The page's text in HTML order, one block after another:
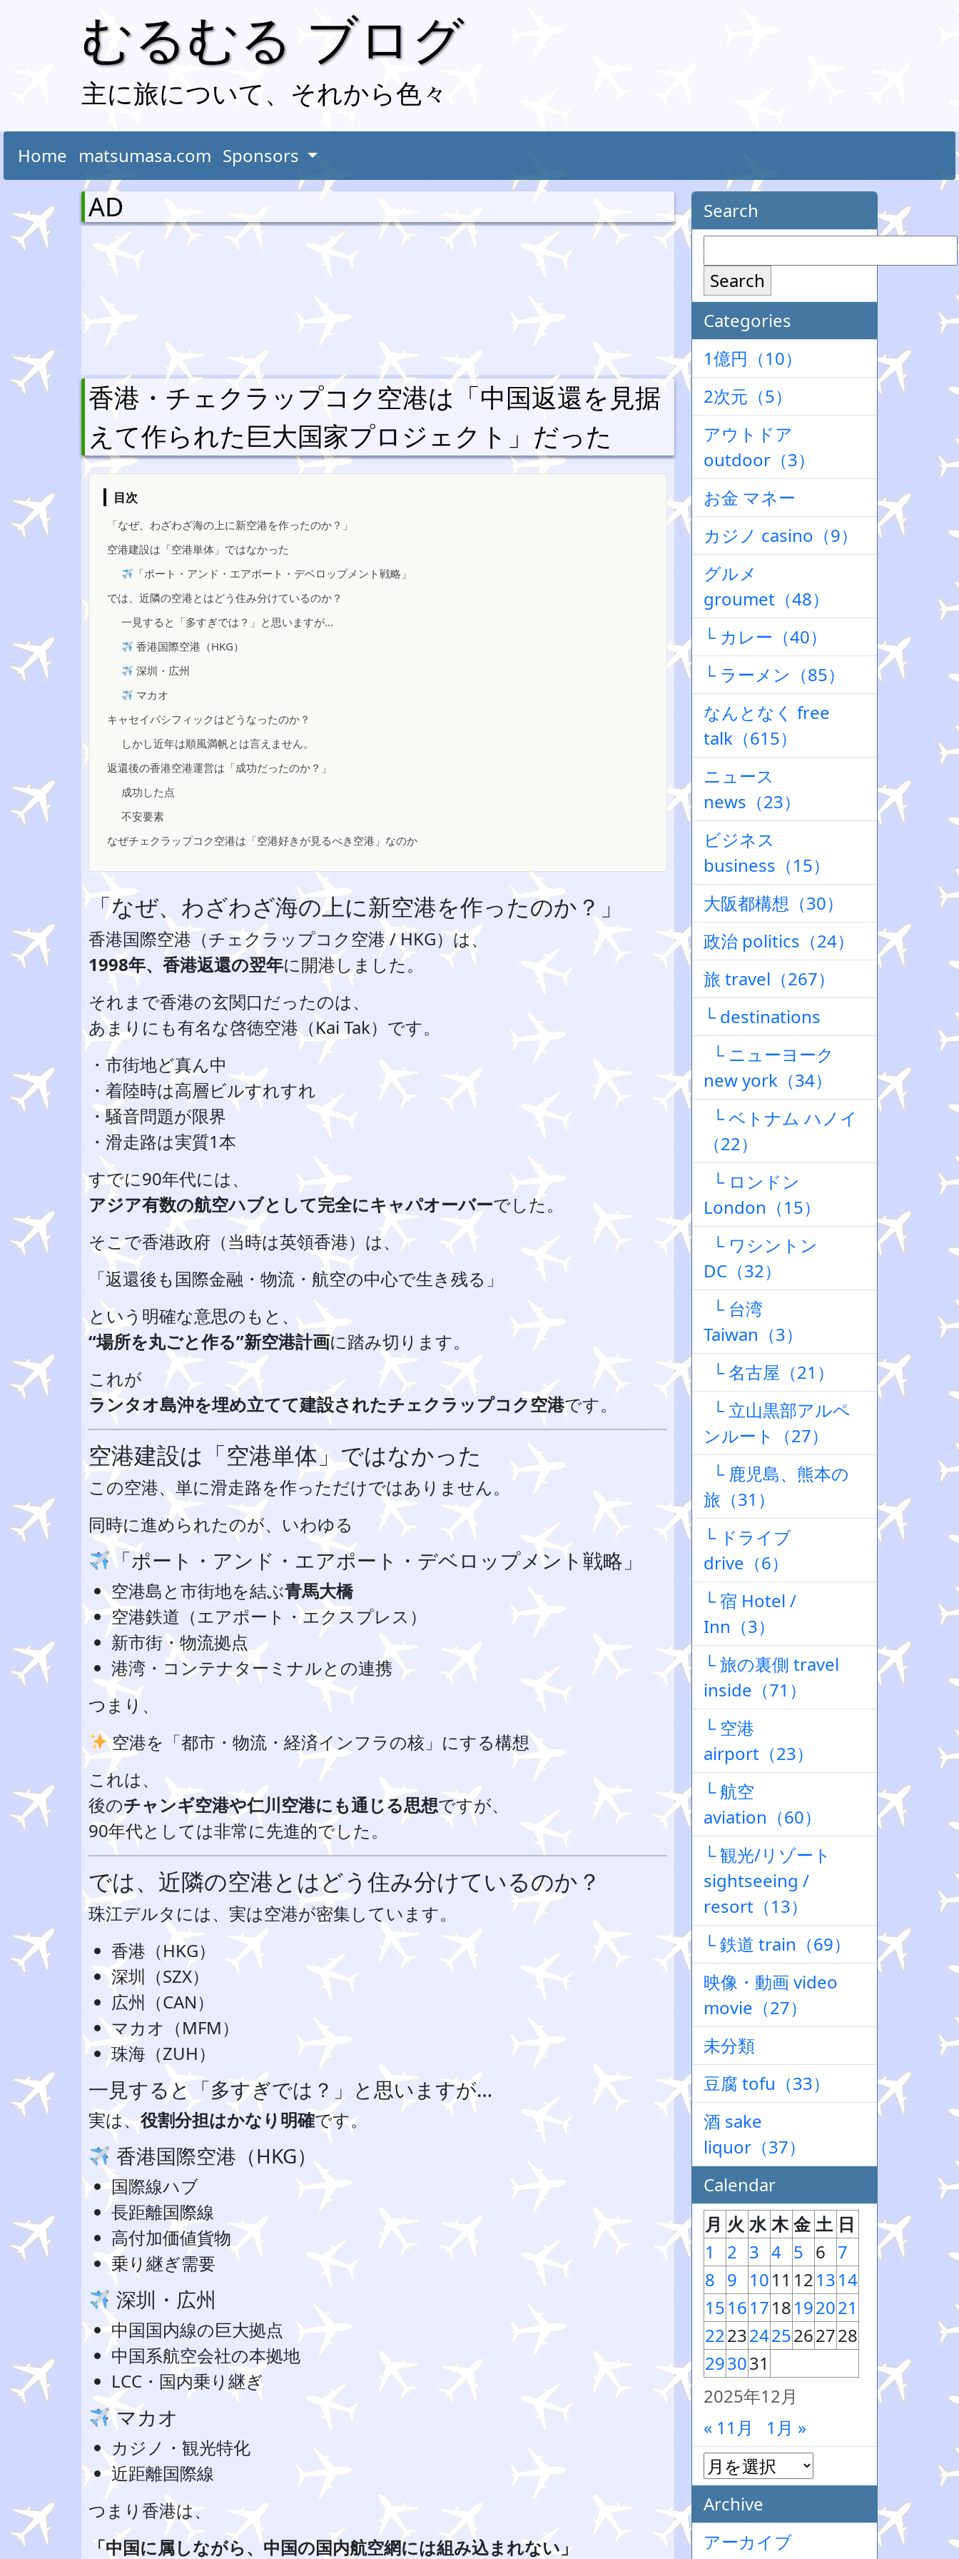
むるむる ブログ
主に旅について、それから色々
Home matsumasa.com Sponsors
AD
香港・チェクラップコク空港は「中国返還を見据
えて作られた巨大国家プロジェクト」だった
目次
「なぜ、わざわざ海の上に新空港を作ったのか？」
空港建設は「空港単体」ではなかった
「ポート・アンド・エアポート・デベロップメント戦略」
では、近隣の空港とはどう住み分けているのか？
一見すると「多すぎでは？」と思いますが…
香港国際空港（HKG）
深圳・広州
マカオ
キャセイパシフィックはどうなったのか？
しかし近年は順風満帆とは言えません。
返還後の香港空港運営は「成功だったのか？」
成功した点
不安要素
なぜチェクラップコク空港は「空港好きが見るべき空港」なのか
「なぜ、わざわざ海の上に新空港を作ったのか？」
香港国際空港（チェクラップコク空港 / HKG）は、
1998年、香港返還の翌年に開港しました。
それまで香港の玄関口だったのは、
あまりにも有名な啓徳空港（Kai Tak）です。
・市街地ど真ん中
・着陸時は高層ビルすれすれ
・騒音問題が限界
・滑走路は実質1本
すでに90年代には、
アジア有数の航空ハブとして完全にキャパオーバーでした。
そこで香港政府（当時は英領香港）は、
「返還後も国際金融・物流・航空の中心で生き残る」
という明確な意思のもと、
“場所を丸ごと作る”新空港計画に踏み切ります。
これが
ランタオ島沖を埋め立てて建設されたチェクラップコク空港です。
空港建設は「空港単体」ではなかった
この空港、単に滑走路を作っただけではありません。
同時に進められたのが、いわゆる
「ポート・アンド・エアポート・デベロップメント戦略」
空港島と市街地を結ぶ青馬大橋
空港鉄道（エアポート・エクスプレス）
新市街・物流拠点
港湾・コンテナターミナルとの連携
つまり、
空港を「都市・物流・経済インフラの核」にする構想
これは、
後のチャンギ空港や仁川空港にも通じる思想ですが、
90年代としては非常に先進的でした。
では、近隣の空港とはどう住み分けているのか？
珠江デルタには、実は空港が密集しています。
香港（HKG）
深圳（SZX）
広州（CAN）
マカオ（MFM）
珠海（ZUH）
一見すると「多すぎでは？」と思いますが…
実は、役割分担はかなり明確です。
香港国際空港（HKG）
国際線ハブ
長距離国際線
高付加価値貨物
乗り継ぎ需要
深圳・広州
中国国内線の巨大拠点
中国系航空会社の本拠地
LCC・国内乗り継ぎ
マカオ
カジノ・観光特化
近距離国際線
つまり香港は、
「中国に属しながら、中国の国内航空網には組み込まれない」
Search
Search
Categories
1億円（10）
2次元（5）
アウトドア
outdoor（3）
お金 マネー
カジノ casino（9）
グルメ
groumet（48）
└ カレー（40）
└ ラーメン（85）
なんとなく free
talk（615）
ニュース
news（23）
ビジネス
business（15）
大阪都構想（30）
政治 politics（24）
旅 travel（267）
└ destinations
└ ニューヨーク
new york（34）
└ ベトナム ハノイ
（22）
└ ロンドン
London（15）
└ ワシントン
DC（32）
└ 台湾
Taiwan（3）
└ 名古屋（21）
└ 立山黒部アルペ
ンルート（27）
└ 鹿児島、熊本の
旅（31）
└ ドライブ
drive（6）
└ 宿 Hotel /
Inn（3）
└ 旅の裏側 travel
inside（71）
└ 空港
airport（23）
└ 航空
aviation（60）
└ 観光/リゾート
sightseeing /
resort（13）
└ 鉄道 train（69）
映像・動画 video
movie（27）
未分類
豆腐 tofu（33）
酒 sake
liquor（37）
Calendar
2025年12月
月 火 水 木 金 土 日
1
2 3 4 5 6 7
8 9 1011 121314
15161718192021
22232425262728
293031
« 11月 1月 »
Archive
アーカイブ